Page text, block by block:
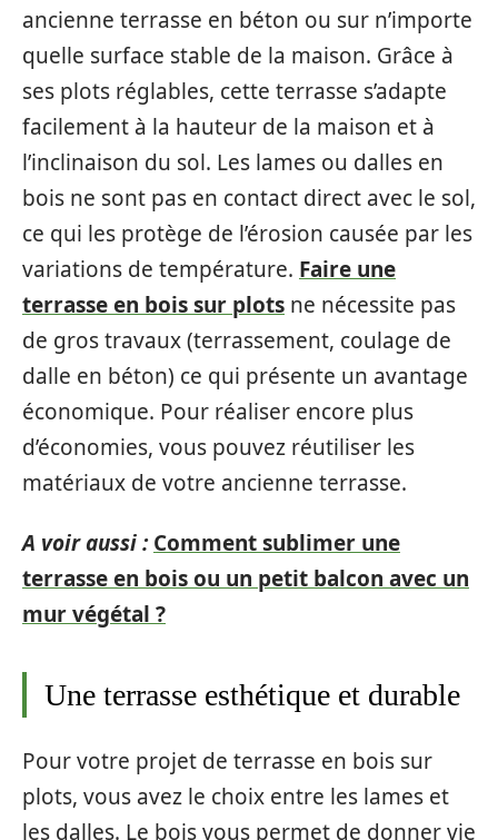
ancienne terrasse en béton ou sur n’importe
quelle surface stable de la maison. Grâce à
ses plots réglables, cette terrasse s’adapte
facilement à la hauteur de la maison et à
l’inclinaison du sol. Les lames ou dalles en
bois ne sont pas en contact direct avec le sol,
ce qui les protège de l’érosion causée par les
variations de température. Faire une
terrasse en bois sur plots ne nécessite pas
de gros travaux (terrassement, coulage de
dalle en béton) ce qui présente un avantage
économique. Pour réaliser encore plus
d’économies, vous pouvez réutiliser les
matériaux de votre ancienne terrasse.
A voir aussi : Comment sublimer une
terrasse en bois ou un petit balcon avec un
mur végétal ?
Une terrasse esthétique et durable
Pour votre projet de terrasse en bois sur
plots, vous avez le choix entre les lames et
les dalles. Le bois vous permet de donner vie